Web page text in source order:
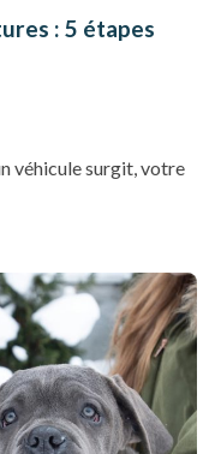
: 5 étapes
véhicule surgit, votre